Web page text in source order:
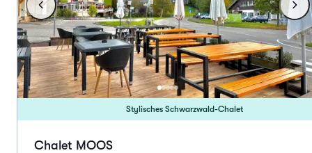
Stylisches Schwarzwald-Chalet
Chalet MOOS